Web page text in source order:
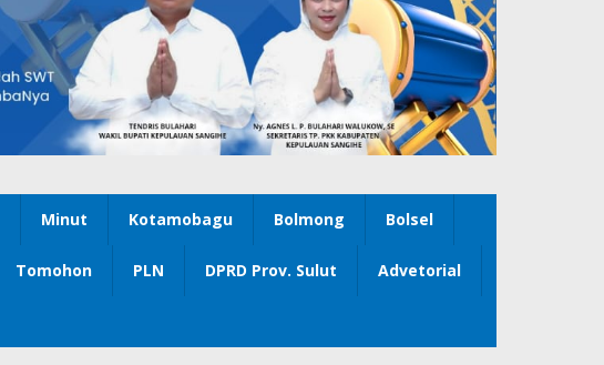
Minut Kotamobagu Bolmong Bolsel
Tomohon PLN DPRD Prov. Sulut Advetorial